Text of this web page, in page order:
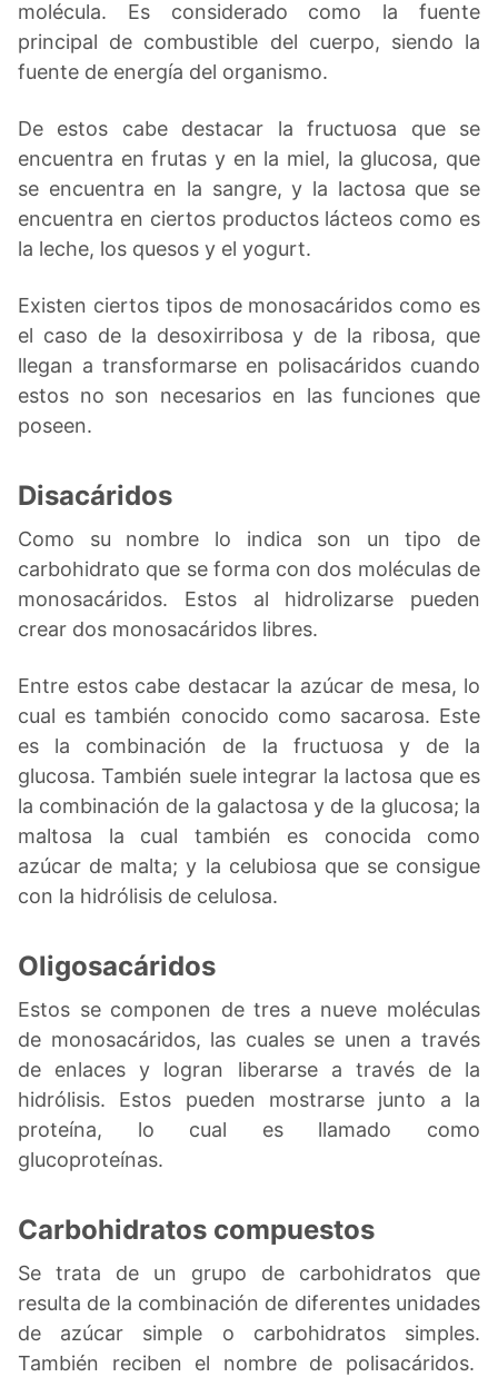
molécula. Es considerado como la fuente
principal de combustible del cuerpo, siendo la
fuente de energía del organismo.
De estos cabe destacar la fructuosa que se
encuentra en frutas y en la miel, la glucosa, que
se encuentra en la sangre, y la lactosa que se
encuentra en ciertos productos lácteos como es
la leche, los quesos y el yogurt.
Existen ciertos tipos de monosacáridos como es
el caso de la desoxirribosa y de la ribosa, que
llegan a transformarse en polisacáridos cuando
estos no son necesarios en las funciones que
poseen.
Disacáridos
Como su nombre lo indica son un tipo de
carbohidrato que se forma con dos moléculas de
monosacáridos. Estos al hidrolizarse pueden
crear dos monosacáridos libres.
Entre estos cabe destacar la azúcar de mesa, lo
cual es también conocido como sacarosa. Este
es la combinación de la fructuosa y de la
glucosa. También suele integrar la lactosa que es
la combinación de la galactosa y de la glucosa; la
maltosa la cual también es conocida como
azúcar de malta; y la celubiosa que se consigue
con la hidrólisis de celulosa.
Oligosacáridos
Estos se componen de tres a nueve moléculas
de monosacáridos, las cuales se unen a través
de enlaces y logran liberarse a través de la
hidrólisis. Estos pueden mostrarse junto a la
proteína, lo cual es llamado como
glucoproteínas.
Carbohidratos compuestos
Se trata de un grupo de carbohidratos que
resulta de la combinación de diferentes unidades
de azúcar simple o carbohidratos simples.
También reciben el nombre de polisacáridos.